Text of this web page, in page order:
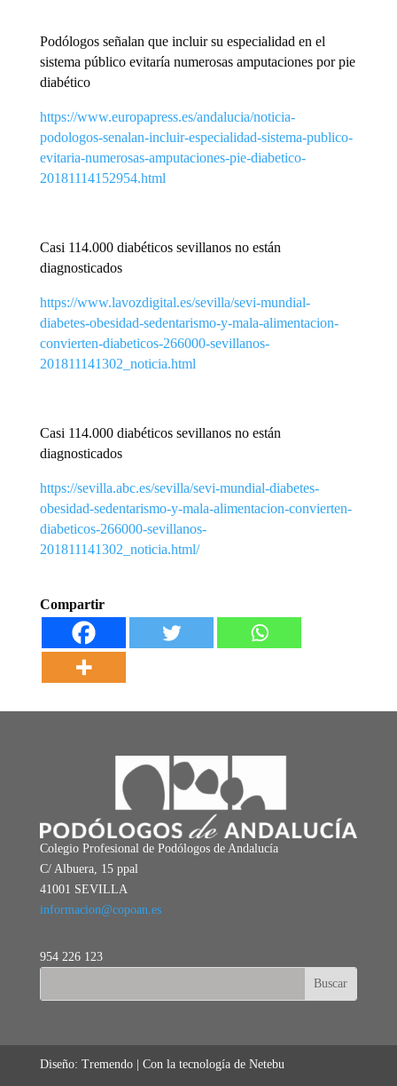
Podólogos señalan que incluir su especialidad en el
sistema público evitaría numerosas amputaciones por pie
diabético
https://www.europapress.es/andalucia/noticia-
podologos-senalan-incluir-especialidad-sistema-publico-
evitaria-numerosas-amputaciones-pie-diabetico-
20181114152954.html
Casi 114.000 diabéticos sevillanos no están
diagnosticados
https://www.lavozdigital.es/sevilla/sevi-mundial-
diabetes-obesidad-sedentarismo-y-mala-alimentacion-
convierten-diabeticos-266000-sevillanos-
201811141302_noticia.html
Casi 114.000 diabéticos sevillanos no están
diagnosticados
https://sevilla.abc.es/sevilla/sevi-mundial-diabetes-
obesidad-sedentarismo-y-mala-alimentacion-convierten-
diabeticos-266000-sevillanos-
201811141302_noticia.html/
Compartir
Colegio Profesional de Podólogos de Andalucía
C/ Albuera, 15 ppal
41001 SEVILLA
informacion@copoan.es
954 226 123
Diseño: Tremendo | Con la tecnología de Netebu